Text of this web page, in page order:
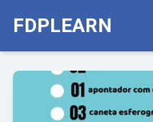
FDPLEARN